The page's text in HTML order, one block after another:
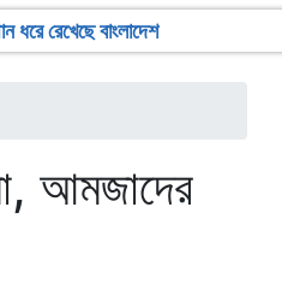
ধরে রেখেছে বাংলাদেশ
আমজাদের